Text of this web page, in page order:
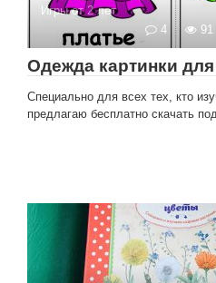
Игры от 2 лет
4
Одежда картинки для
Специально для всех тех, кто
предлагаю бесплатно скачать